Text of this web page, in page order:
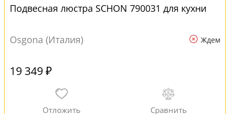
Подвесная люстра SCHON 790031 для кухни
Osgona (Италия) Ждем
19 349 ₽